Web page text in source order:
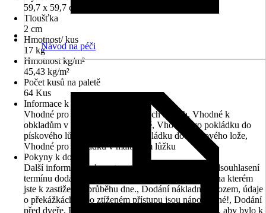
59,7 x 59,7 cm
Tloušťka
2 cm
Hmotnost/ kus
17 kg
Hmotnost kg/m²
45,43 kg/m²
Počet kusů na paletě
64 Kus
Informace k pokládce
Vhodné pro pokládku na terasových terčích, Vhodné k
obkladům v drenážní nosné vrstvě, Vhodné pro pokládku do
pískového lůžka, Vhodné pro pokládku do štěrkového lože,
Vhodné pro pokládku v maltovém lůžku
Pokyny k dodání
Další informace naleznete v technickém listu. Pro odsouhlasení
termínu dodání prosím uveďte Vaše telefonní číslo, na kterém
jste k zastižení v průběhu dne., Dodání nákladním vozem, údaje
o překážkách nebo ztíženém přístupu jsou nápomocné!, Dodání
před dveře, Před objednávkou musí zákazník zajistit, aby bylo k
Návod na péči